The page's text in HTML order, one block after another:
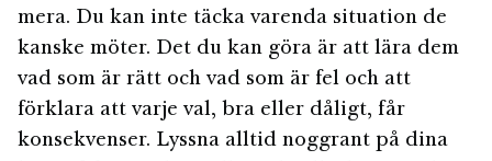
mera. Du kan inte täcka varenda situation de
kanske möter. Det du kan göra är att lära dem
vad som är rätt och vad som är fel och att
förklara att varje val, bra eller dåligt, får
konsekvenser. Lyssna alltid noggrant på dina